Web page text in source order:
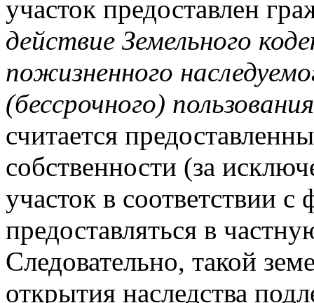
участок предоставлен
действие Земельного
пожизненного
(бессрочного) пользования
считается
собственности (за
участок в соответствии
предоставляться в
Следовательно, такой
открытия наследства